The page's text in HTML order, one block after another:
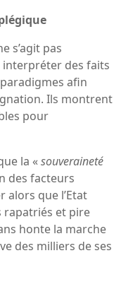
s’agit pas
des faits
afin
Ils montrent
pour
la «souveraineté
des facteurs
alors que l’Etat
rapatriés et pire
honte la marche
des milliers de ses